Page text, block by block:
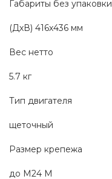
Габариты без упаковки
(ДхВ) 416х436 мм
Вес нетто
5.7 кг
Тип двигателя
щеточный
Размер крепежа
до М24 М